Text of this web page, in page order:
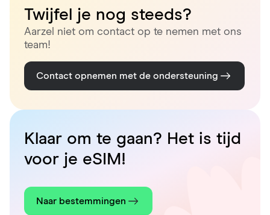
Twijfel je nog steeds?
Aarzel niet om contact op te nemen met ons
team!
Contact opnemen met de ondersteuning
Klaar om te gaan? Het is tijd
voor je eSIM!
Naar bestemmingen